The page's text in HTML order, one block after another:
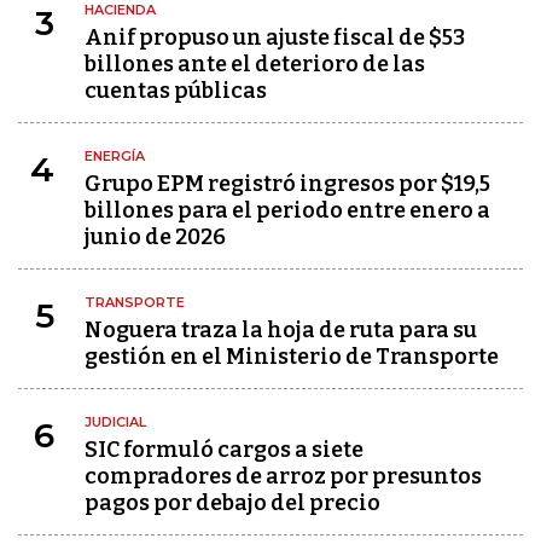
3 HACIENDA
Anif propuso un ajuste fiscal de $53
billones ante el deterioro de las
cuentas públicas
4 ENERGÍA
Grupo EPM registró ingresos por $19,5
billones para el periodo entre enero a
junio de 2026
5 TRANSPORTE
Noguera traza la hoja de ruta para su
gestión en el Ministerio de Transporte
6 JUDICIAL
SIC formuló cargos a siete
compradores de arroz por presuntos
pagos por debajo del precio